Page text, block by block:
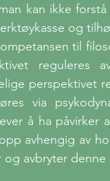
kan ikke
og
til
reguleres
perspektivet
via
å ha påvirker
avhengig av
avbryter denne